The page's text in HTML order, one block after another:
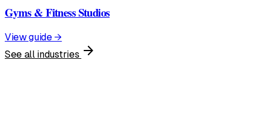
Gyms & Fitness Studios
View guide →
See all industries arrow_forward